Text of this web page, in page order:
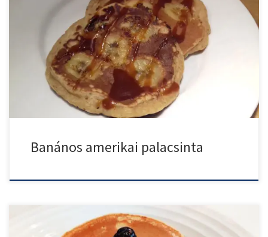
Ez a legbanánosabb amerikai palacsinta. Banán kerül az amerikai
palacsinta […]
Banános amerikai palacsinta